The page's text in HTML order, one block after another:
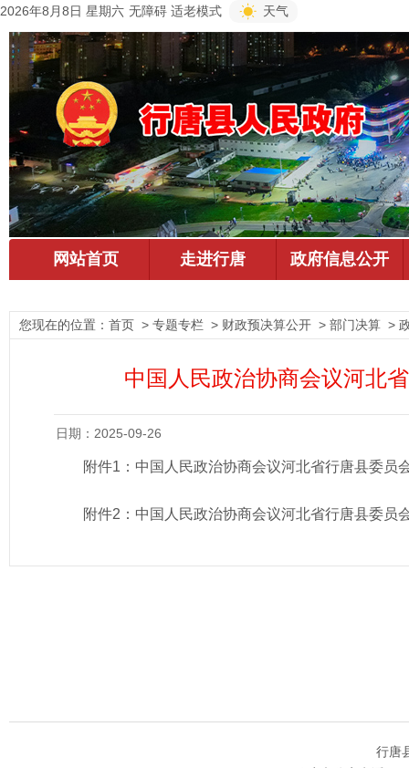
2026年8月8日 星期六 无障碍 适老模式 天气
您现在的位置： 首页 > 专题专栏 > 财政预决算公开 > 部门决算 >
中国人民政治协商会议河北
日期：2025-09-26
附件1： 中国人民政治协商会议河北省行唐县委员
附件2： 中国人民政治协商会议河北省行唐县委员